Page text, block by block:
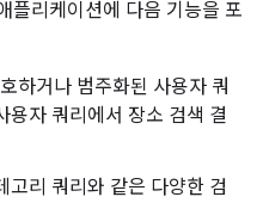
리케이션에 다음 기능을 포
하거나 범주화된 사용자 쿼
용자 쿼리에서 장소 검색 결
고리 쿼리와 같은 다양한 검